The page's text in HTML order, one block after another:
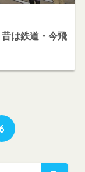
は鉄道・今飛
6